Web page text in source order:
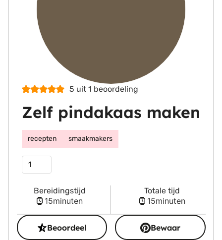
5 uit 1 beoordeling
Zelf pindakaas maken
recepten smaakmakers
Porties
Bereidingstijd
15minuten
minuten
Totale tijd
15minuten
minuten
Beoordeel Bewaar